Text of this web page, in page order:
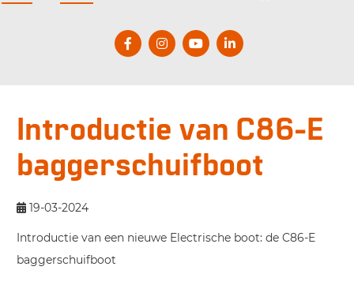
Introductie van C86-E
baggerschuifboot
19-03-2024
Introductie van een nieuwe Electrische boot: de C86-E
baggerschuifboot